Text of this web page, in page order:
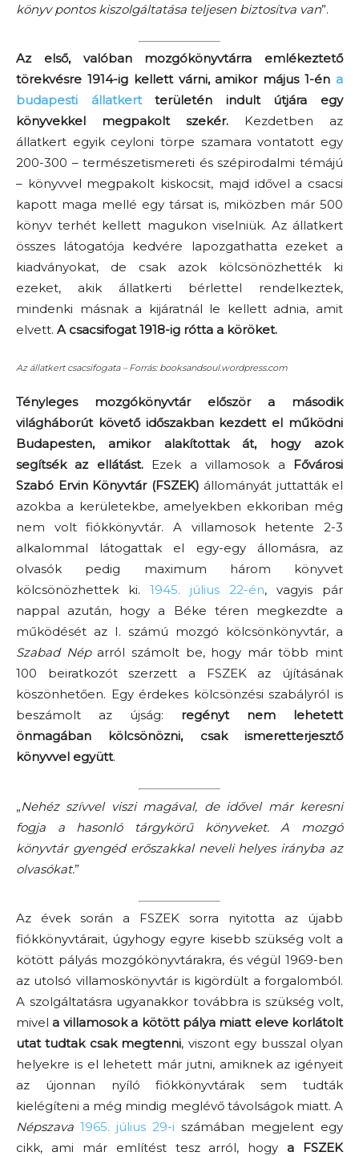
könyv pontos kiszolgáltatása teljesen biztosítva van”.
Az első, valóban mozgókönyvtárra emlékeztető
törekvésre 1914-ig kellett várni, amikor május 1-én a
budapesti állatkertterületén indult útjára egy
könyvekkel megpakolt szekér. Kezdetben az
állatkert egyik ceyloni törpe szamara vontatott egy
200-300 – természetismereti és szépirodalmi témájú
– könyvvel megpakolt kiskocsit, majd idővel a csacsi
kapott maga mellé egy társat is, miközben már 500
könyv terhét kellett magukon viselniük. Az állatkert
összes látogatója kedvére lapozgathatta ezeket a
kiadványokat, de csak azok kölcsönözhették ki
ezeket, akik állatkerti bérlettel rendelkeztek,
mindenki másnak a kijáratnál le kellett adnia, amit
elvett. A csacsifogat 1918-ig rótta a köröket.
Az állatkert csacsifogata – Forrás: booksandsoul.wordpress.com
Tényleges mozgókönyvtár először a második
világháborút követő időszakban kezdett el működni
Budapesten, amikor alakítottak át, hogy azok
segítsék az ellátást.Ezek a villamosok a Fővárosi
Szabó Ervin Könyvtár (FSZEK) állományát juttatták el
azokba a kerületekbe, amelyekben ekkoriban még
nem volt fiókkönyvtár. A villamosok hetente 2-3
alkalommal látogattak el egy-egy állomásra, az
olvasók pedig maximum három könyvet
kölcsönözhettek ki. 1945. július 22-én, vagyis pár
nappal azután, hogy a Béke téren megkezdte a
működését az I. számú mozgó kölcsönkönyvtár, a
Szabad Néparról számolt be, hogy már több mint
100 beiratkozót szerzett a FSZEK az újításának
köszönhetően. Egy érdekes kölcsönzési szabályról is
beszámolt az újság: regényt nem lehetett
önmagában kölcsönözni, csak ismeretterjesztő
könyvvel együtt.
„Nehéz szívvel viszi magával, de idővel már keresni
fogja a hasonló tárgykörű könyveket. A mozgó
könyvtár gyengéd erőszakkal neveli helyes irányba az
olvasókat.”
Az évek során a FSZEK sorra nyitotta az újabb
fiókkönyvtárait, úgyhogy egyre kisebb szükség volt a
kötött pályás mozgókönyvtárakra, és végül 1969-ben
az utolsó villamoskönyvtár is kigördült a forgalomból.
A szolgáltatásra ugyanakkor továbbra is szükség volt,
mivel a villamosok a kötött pálya miatt eleve korlátolt
utat tudtak csak megtenni, viszont egy busszal olyan
helyekre is el lehetett már jutni, amiknek az igényeit
az újonnan nyíló fiókkönyvtárak sem tudták
kielégíteni a még mindig meglévő távolságok miatt. A
Népszava 1965. július 29-i számában megjelent egy
cikk, ami már említést tesz arról, hogy a FSZEK